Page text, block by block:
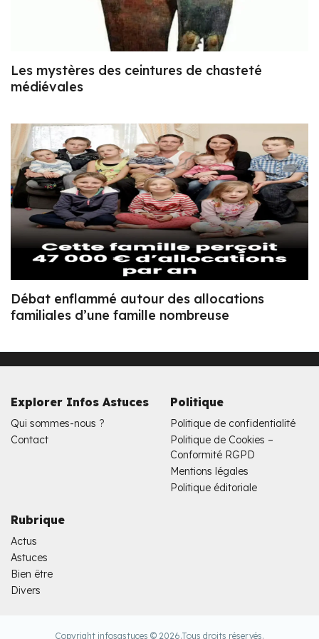
Les mystères des ceintures de chasteté
médiévales
Débat enflammé autour des allocations
familiales d’une famille nombreuse
Explorer Infos Astuces
Qui sommes-nous ?
Contact
Politique
Politique de confidentialité
Politique de Cookies –
Conformité RGPD
Mentions légales
Politique éditoriale
Rubrique
Actus
Astuces
Bien être
Divers
Copyright infosastuces © 2026.Tous droits réservés.